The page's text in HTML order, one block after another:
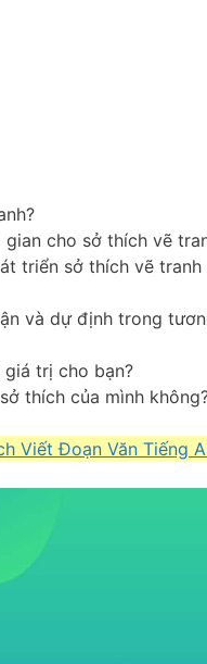
cho sở thích vẽ
triển sở thích vẽ tranh
và dự định trong
trị cho bạn?
thích của mình
Viết Đoạn Văn Tiếng